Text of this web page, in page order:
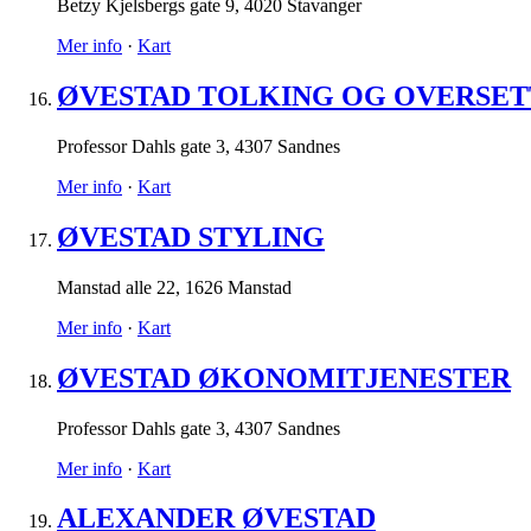
Betzy Kjelsbergs gate 9, 4020 Stavanger
Mer info · Kart
ØVESTAD TOLKING OG
Professor Dahls gate 3, 4307 Sandnes
Mer info · Kart
ØVESTAD STYLING
Manstad alle 22, 1626 Manstad
Mer info · Kart
ØVESTAD ØKONOMITJENESTER
Professor Dahls gate 3, 4307 Sandnes
Mer info · Kart
ALEXANDER ØVESTAD